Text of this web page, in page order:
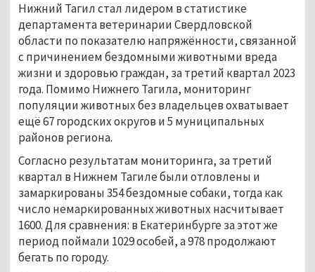
Нижний Тагил стал лидером в статистике
департамента ветеринарии Свердловской
области по показателю напряжённости, связанной
с причинением бездомными животными вреда
жизни и здоровью граждан, за третий квартал 2023
года. Помимо Нижнего Тагила, мониторинг
популяции животных без владельцев охватывает
ещё 67 городских округов и 5 муниципальных
районов региона.
Согласно результатам мониторинга, за третий
квартал в Нижнем Тагиле были отловлены и
замаркированы 354 бездомные собаки, тогда как
число немаркированных животных насчитывает
1600. Для сравнения: в Екатеринбурге за этот же
период поймали 1029 особей, а 978 продолжают
бегать по городу.